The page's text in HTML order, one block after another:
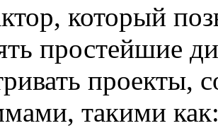
который
простейшие
проекты,
такими